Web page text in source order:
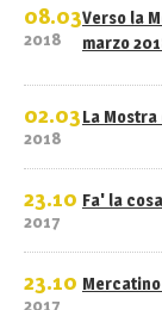
08.03
2018
Verso la
marzo
02.03
2018
La
23.10
2017
Fa' la
23.10
2017